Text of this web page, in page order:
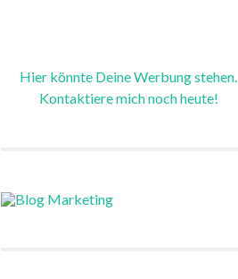
Hier könnte Deine Werbung stehen.
Kontaktiere mich noch heute!